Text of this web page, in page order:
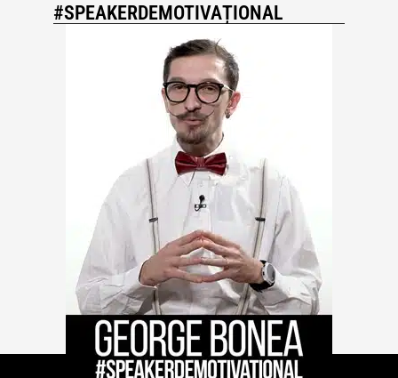
#SPEAKERDEMOTIVAȚIONAL